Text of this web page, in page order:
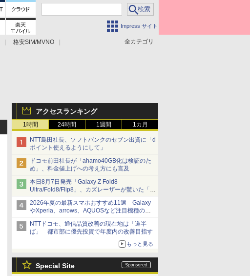
Impress サイト
全カテゴリ
格安SIM/MVNO
アクセスランキング
1時間 24時間 1週間 1カ月
NTT島田社長、ソフトバンクのセブン出資に「d
ポイント使えるようにして」
ドコモ前田社長が「ahamo40GB化は検証のた
め」、料金値上げへの考え方にも言及
本日8月7日発売「Galaxy Z Fold8
Ultra/Fold8/Flip8」、カズレーザーが驚いた「そ
ば屋のメニュー並みの薄さ」
2026年夏の最新スマホおすすめ11選 Galaxy
やXperia、arrows、AQUOSなど注目機種の特
徴は
NTTドコモ、通信品質改善の現在地は「道半
ば」 都市部に優先投資で年度内の改善目指す
もっと見る
Special Site